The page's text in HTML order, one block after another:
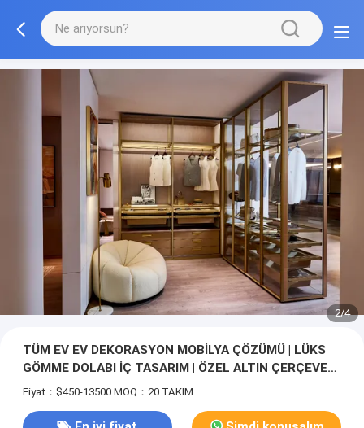
3/4
TÜM EV EV DEKORASYON MOBİLYA ÇÖZÜMÜ | LÜKS
GÖMME DOLABI İÇ TASARIM | ÖZEL ALTIN ​​​​ÇERÇEVE
CAM SABİT DOLAP DOLAP & UYGUN HAREKETLİ
Fiyat：$450-13500 MOQ：20 TAKIM